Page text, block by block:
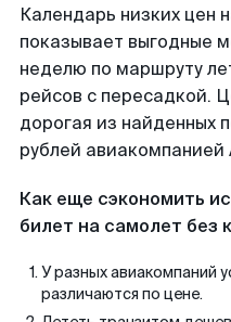
Календарь низких цен
показывает выгодные
неделю по маршруту
рейсов с пересадкой.
дорогая из найденных
рублей авиакомпанией
Как еще сэкономить
билет на самолет без
У разных авиакомпаний
различаются по цене.